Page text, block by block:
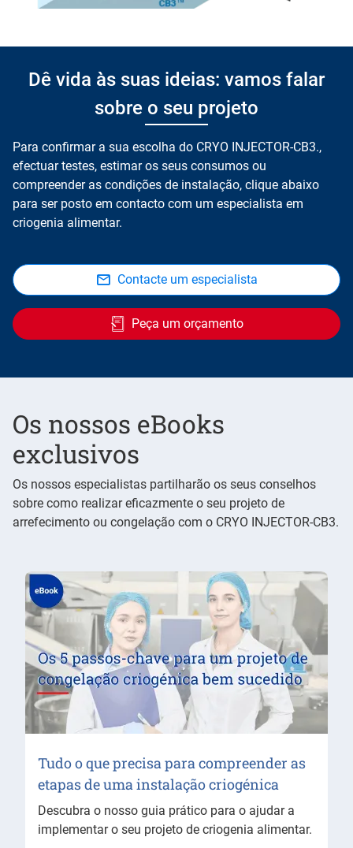
Dê vida às suas ideias: vamos falar
sobre o seu projeto
Para confirmar a sua escolha do CRYO INJECTOR-CB3.,
efectuar testes, estimar os seus consumos ou
compreender as condições de instalação, clique abaixo
para ser posto em contacto com um especialista em
criogenia alimentar.
Contacte um especialista
Peça um orçamento
Os nossos eBooks
exclusivos
Os nossos especialistas partilharão os seus conselhos
sobre como realizar eficazmente o seu projeto de
arrefecimento ou congelação com o CRYO INJECTOR-CB3.
Tudo o que precisa para compreender as
etapas de uma instalação criogénica
Descubra o nosso guia prático para o ajudar a
implementar o seu projeto de criogenia alimentar.